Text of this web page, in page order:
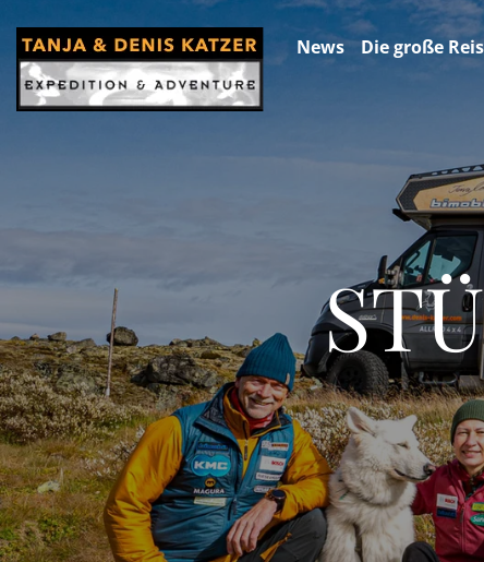
News Die große